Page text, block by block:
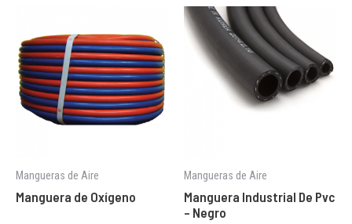
Mangueras de Aire
Manguera de Oxígeno
Mangueras de Aire
Manguera Industrial De Pvc
– Negro